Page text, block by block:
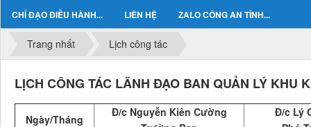
CHỈ ĐẠO ĐIỀU HÀNH... LIÊN HỆ ZALO CÔNG AN TỈNH...
Trang nhất Lịch công tác
LỊCH CÔNG TÁC LÃNH ĐẠO BAN QUẢN LÝ KHU
Ngày/Tháng
Đ/c Nguyễn Kiên Cường
Đ/c Lý